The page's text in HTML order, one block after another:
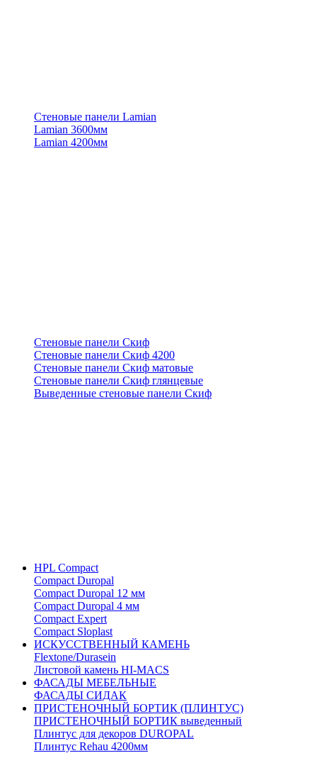
Стеновые панели Lamian
Lamian 3600мм
Lamian 4200мм
Стеновые панели Скиф
Стеновые панели Скиф 4200
Стеновые панели Скиф матовые
Стеновые панели Скиф глянцевые
Выведенные стеновые панели Скиф
HPL Compact
Compact Duropal
Compact Duropal 12 мм
Compact Duropal 4 мм
Compact Expert
Compact Sloplast
ИСКУССТВЕННЫЙ КАМЕНЬ
Flextone/Durasein
Листовой камень HI-MACS
ФАСАДЫ МЕБЕЛЬНЫЕ
ФАСАДЫ СИДАК
ПРИСТЕНОЧНЫЙ БОРТИК (ПЛИНТУС)
ПРИСТЕНОЧНЫЙ БОРТИК выведенный
Плинтус для декоров DUROPAL
Плинтус Rehau 4200мм